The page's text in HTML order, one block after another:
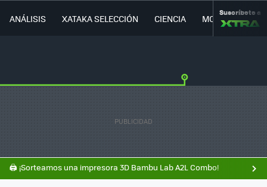
ANÁLISIS XATAKA SELECCIÓN CIENCIA MOVILIDAD
Suscríbete a
🖨️ ¡Sorteamos una impresora 3D Bambu Lab A2L Combo!